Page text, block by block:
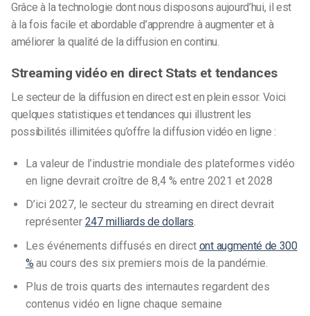
Grâce à la technologie dont nous disposons aujourd’hui, il est
à la fois facile et abordable d’apprendre à augmenter et à
améliorer la qualité de la diffusion en continu.
Streaming vidéo en direct Stats et tendances
Le secteur de la diffusion en direct est en plein essor. Voici
quelques statistiques et tendances qui illustrent les
possibilités illimitées qu’offre la diffusion vidéo en ligne :
La valeur de l’industrie mondiale des plateformes vidéo
en ligne devrait croître de 8,4 % entre 2021 et 2028
D’ici 2027, le secteur du streaming en direct devrait
représenter 247 milliards de dollars.
Les événements diffusés en direct ont augmenté de 300
% au cours des six premiers mois de la pandémie.
Plus de trois quarts des internautes regardent des
contenus vidéo en ligne chaque semaine